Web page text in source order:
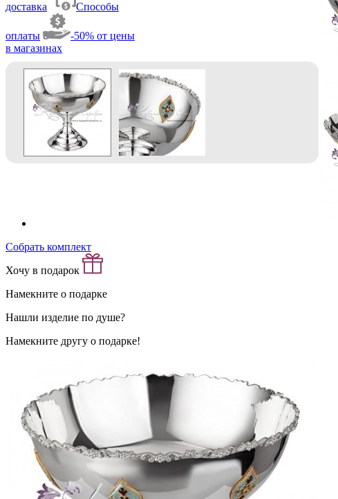
доставка Способы
оплаты
-50% от цены
в магазинах
Собрать комплект
Хочу в подарок
Намекните о подарке
Нашли изделие по душе?
Намекните другу о подарке!